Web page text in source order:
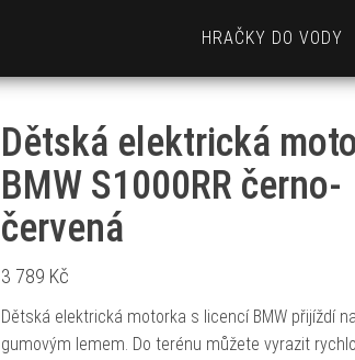
HRAČKY DO VODY
Dětská elektrická
BMW S1000RR černo-
červená
3 789 Kč
Dětská elektrická motorka s licencí BMW přijíždí
gumovým lemem. Do terénu můžete vyrazit